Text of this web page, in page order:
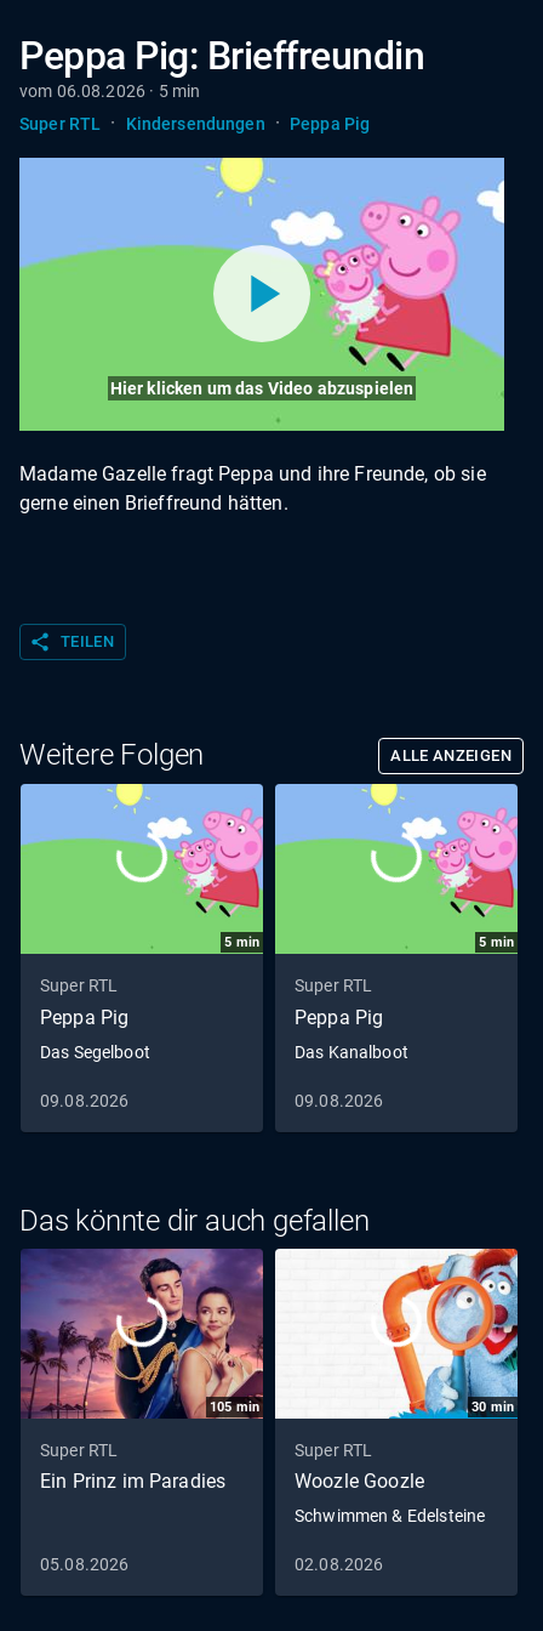
Peppa Pig: Brieffreundin
vom 06.08.2026 · 5 min
Super RTL
· Kindersendungen · Peppa Pig
Hier klicken um das Video abzuspielen
Madame Gazelle fragt Peppa und ihre Freunde, ob sie
gerne einen Brieffreund hätten.
share TEILEN
Weitere Folgen ALLE ANZEIGEN
5 min
Super RTL
Peppa Pig
Das Segelboot
09.08.2026
5 min
Super RTL
Peppa Pig
Das Kanalboot
09.08.2026
Das könnte dir auch gefallen
105min
Super RTL
Ein Prinz im Paradies
05.08.2026
30 min
Super RTL
Woozle Goozle
Schwimmen & Edelsteine
02.08.2026